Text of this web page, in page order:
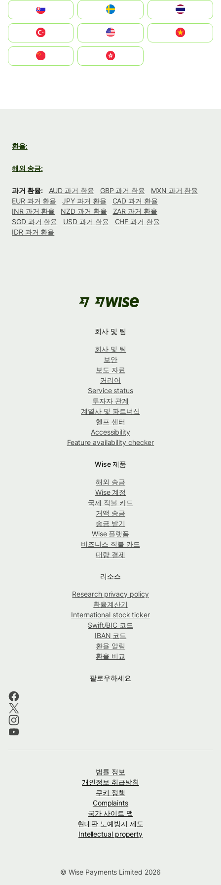
United States
中國香港特別行政區
환율:
해외 송금:
과거 환율: AUD 과거 환율 GBP 과거 환율
MXN 과거 환율
EUR 과거 환율
JPY 과거 환율
CAD 과거 환율
INR 과거 환율
NZD 과거 환율
ZAR 과거 환율
SGD 과거 환율
USD 과거 환율
CHF 과거 환율
IDR 과거 환율
회사 및 팀
회사 및 팀
보안
보도 자료
커리어
Service status
투자자 관계
계열사 및 파트너십
헬프 센터
Accessibility
Feature availability checker
Wise 제품
해외 송금
Wise 계정
국제 직불 카드
거액 송금
송금 받기
Wise 플랫폼
비즈니스 직불 카드
대량 결제
리소스
Research privacy policy
환율계산기
International stock ticker
Swift/BIC 코드
IBAN 코드
환율 알림
환율 비교
팔로우하세요
법률 정보
개인정보 취급방침
쿠키 정책
Complaints
국가 사이트 맵
현대판 노예방지 제도
Intellectual property
© Wise Payments Limited 2026